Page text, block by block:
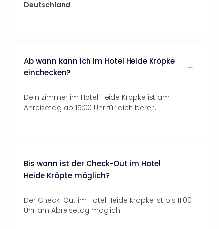
Deutschland
Ab wann kann ich im Hotel Heide Kröpke
einchecken?
Dein Zimmer im Hotel Heide Kröpke ist am
Anreisetag ab 15:00 Uhr für dich bereit.
Bis wann ist der Check-Out im Hotel
Heide Kröpke möglich?
Der Check-Out im Hotel Heide Kröpke ist bis 11:00
Uhr am Abreisetag möglich.